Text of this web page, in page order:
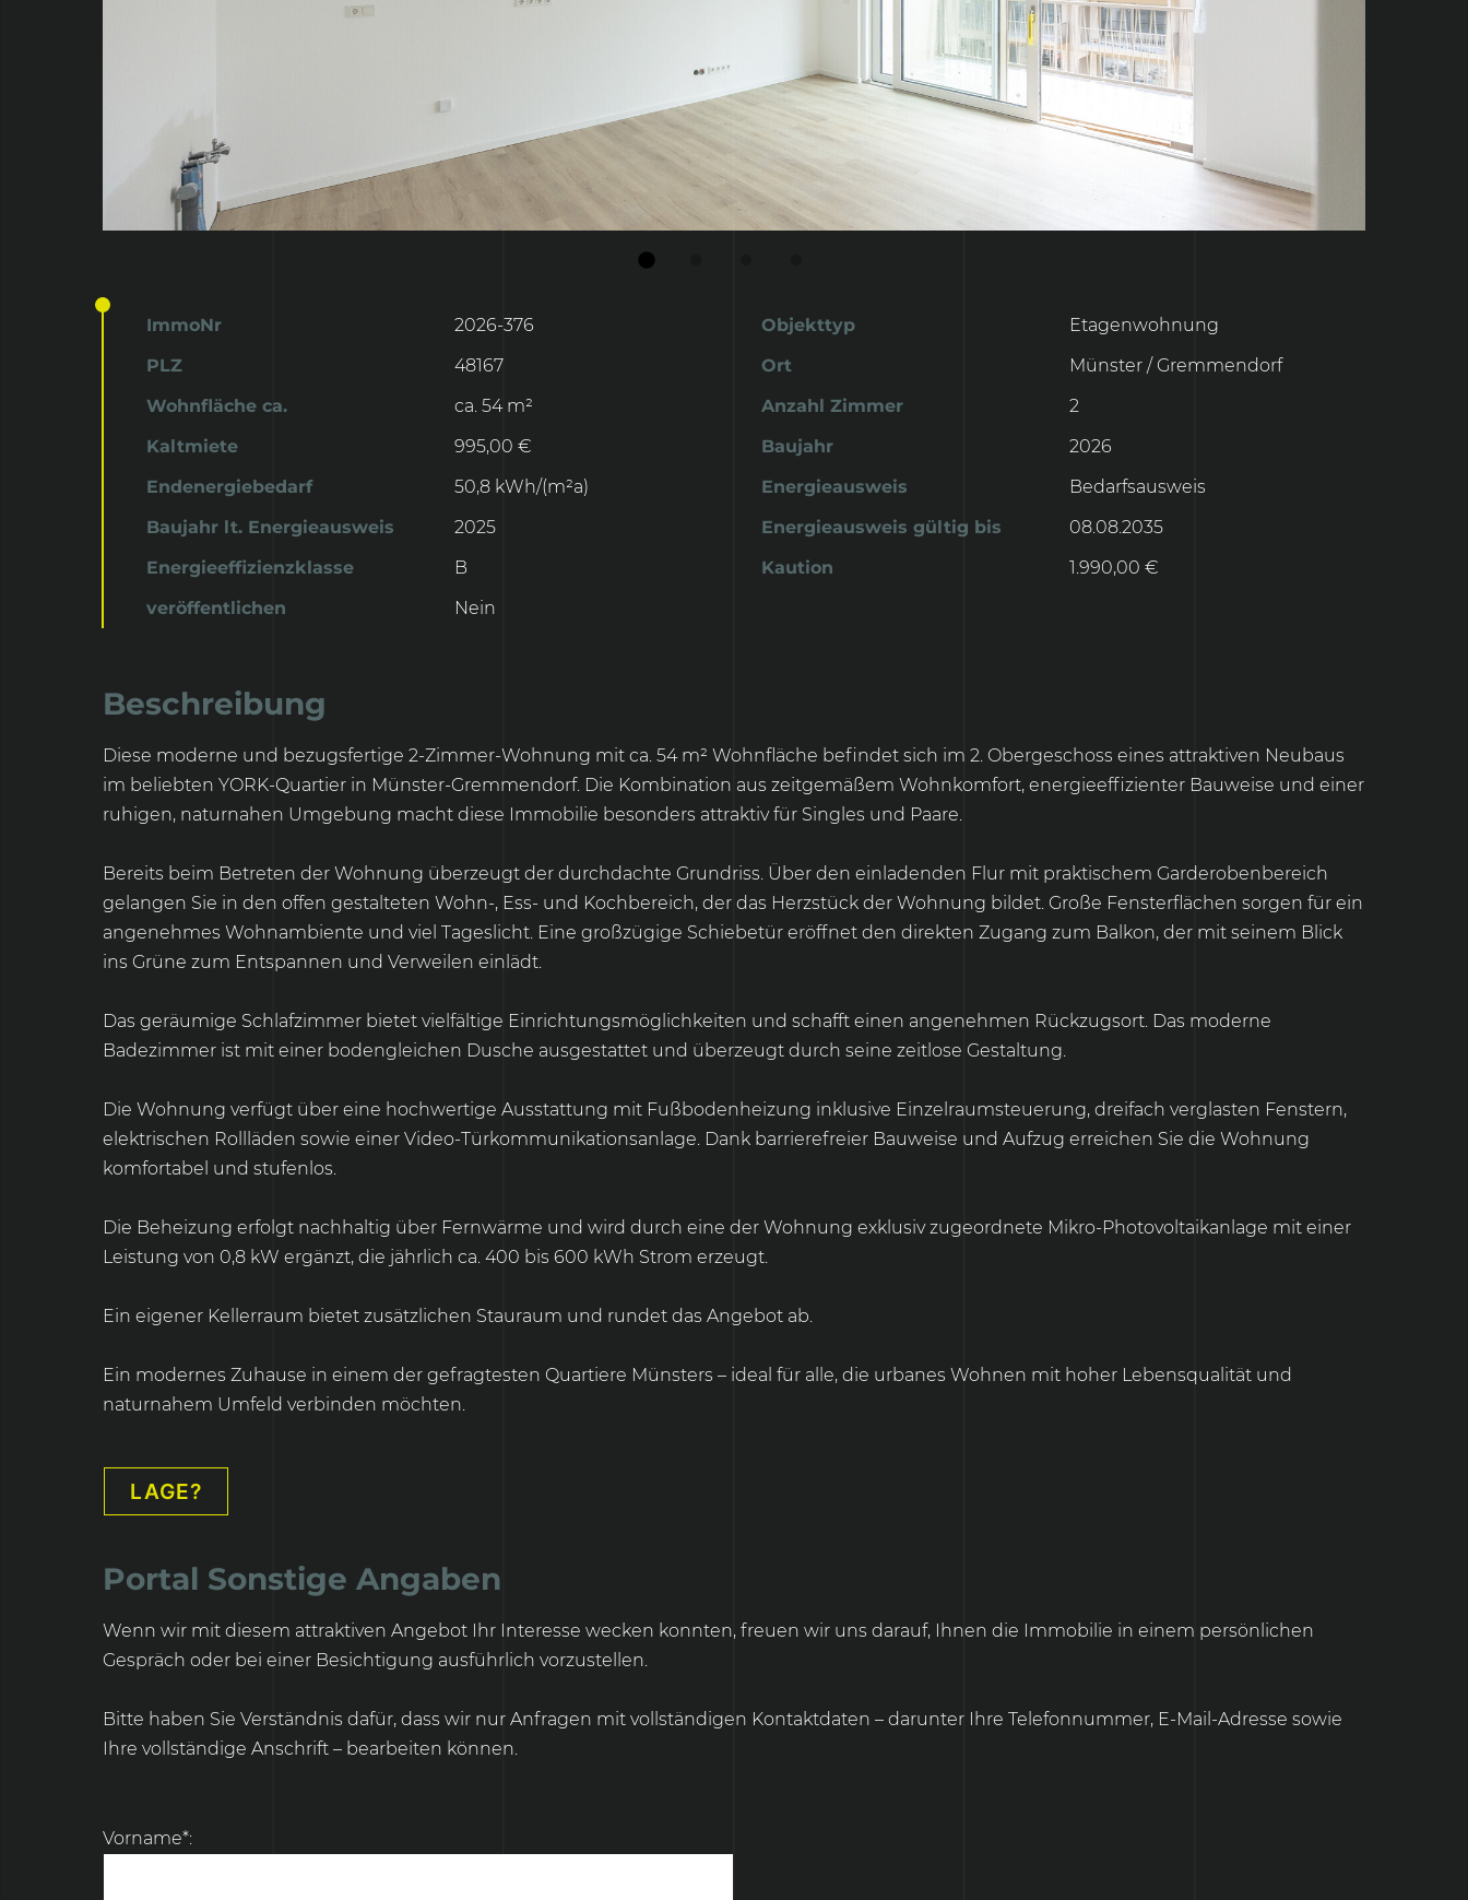
ImmoNr 2026-376 Objekttyp
Etagenwohnung
PLZ
48167 Ort
Münster / Gremmendorf
Wohnfläche ca.
ca. 54 m² Anzahl Zimmer
2
Kaltmiete
995,00 € Baujahr
2026
Endenergiebedarf
50,8 kWh/(m²a) Energieausweis
Bedarfsausweis
Baujahr lt. Energieausweis
2025 Energieausweis gültig bis
08.08.2035
Energieeffizienzklasse
B Kaution
1.990,00 €
veröffentlichen
Nein
Beschreibung
Diese moderne und bezugsfertige 2-Zimmer-Wohnung mit ca. 54 m² Wohnfläche befindet sich im 2. Obergeschoss eines attraktiven Neubaus
im beliebten YORK-Quartier in Münster-Gremmendorf. Die Kombination aus zeitgemäßem Wohnkomfort, energieeffizienter Bauweise und einer
ruhigen, naturnahen Umgebung macht diese Immobilie besonders attraktiv für Singles und Paare.
Bereits beim Betreten der Wohnung überzeugt der durchdachte Grundriss. Über den einladenden Flur mit praktischem Garderobenbereich
gelangen Sie in den offen gestalteten Wohn-, Ess- und Kochbereich, der das Herzstück der Wohnung bildet. Große Fensterflächen sorgen für ein
angenehmes Wohnambiente und viel Tageslicht. Eine großzügige Schiebetür eröffnet den direkten Zugang zum Balkon, der mit seinem Blick
ins Grüne zum Entspannen und Verweilen einlädt.
Das geräumige Schlafzimmer bietet vielfältige Einrichtungsmöglichkeiten und schafft einen angenehmen Rückzugsort. Das moderne
Badezimmer ist mit einer bodengleichen Dusche ausgestattet und überzeugt durch seine zeitlose Gestaltung.
Die Wohnung verfügt über eine hochwertige Ausstattung mit Fußbodenheizung inklusive Einzelraumsteuerung, dreifach verglasten Fenstern,
elektrischen Rollläden sowie einer Video-Türkommunikationsanlage. Dank barrierefreier Bauweise und Aufzug erreichen Sie die Wohnung
komfortabel und stufenlos.
Die Beheizung erfolgt nachhaltig über Fernwärme und wird durch eine der Wohnung exklusiv zugeordnete Mikro-Photovoltaikanlage mit einer
Leistung von 0,8 kW ergänzt, die jährlich ca. 400 bis 600 kWh Strom erzeugt.
Ein eigener Kellerraum bietet zusätzlichen Stauraum und rundet das Angebot ab.
Ein modernes Zuhause in einem der gefragtesten Quartiere Münsters – ideal für alle, die urbanes Wohnen mit hoher Lebensqualität und
naturnahem Umfeld verbinden möchten.
LAGE?
Portal Sonstige Angaben
Wenn wir mit diesem attraktiven Angebot Ihr Interesse wecken konnten, freuen wir uns darauf, Ihnen die Immobilie in einem persönlichen
Gespräch oder bei einer Besichtigung ausführlich vorzustellen.
Bitte haben Sie Verständnis dafür, dass wir nur Anfragen mit vollständigen Kontaktdaten – darunter Ihre Telefonnummer, E-Mail-Adresse sowie
Ihre vollständige Anschrift – bearbeiten können.
Vorname*: